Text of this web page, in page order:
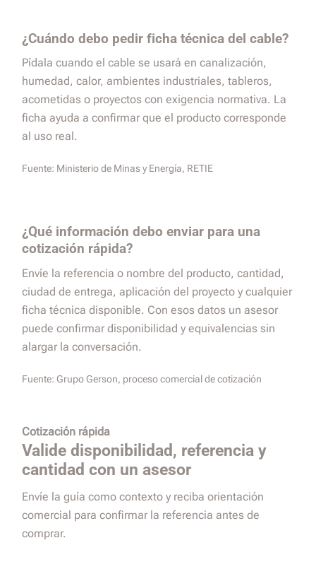
¿Cuándo debo pedir ficha técnica del cable?
Pídala cuando el cable se usará en canalización,
humedad, calor, ambientes industriales, tableros,
acometidas o proyectos con exigencia normativa. La
ficha ayuda a confirmar que el producto corresponde
al uso real.
Fuente: Ministerio de Minas y Energía, RETIE
¿Qué información debo enviar para una
cotización rápida?
Envíe la referencia o nombre del producto, cantidad,
ciudad de entrega, aplicación del proyecto y cualquier
ficha técnica disponible. Con esos datos un asesor
puede confirmar disponibilidad y equivalencias sin
alargar la conversación.
Fuente: Grupo Gerson, proceso comercial de cotización
Cotización rápida
Valide disponibilidad, referencia y
cantidad con un asesor
Envíe la guía como contexto y reciba orientación
comercial para confirmar la referencia antes de
comprar.